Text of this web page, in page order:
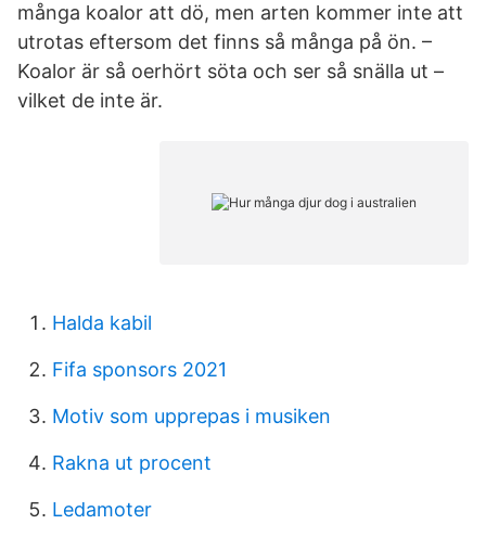
många koalor att dö, men arten kommer inte att
utrotas eftersom det finns så många på ön. –
Koalor är så oerhört söta och ser så snälla ut –
vilket de inte är.
Halda kabil
Fifa sponsors 2021
Motiv som upprepas i musiken
Rakna ut procent
Ledamoter